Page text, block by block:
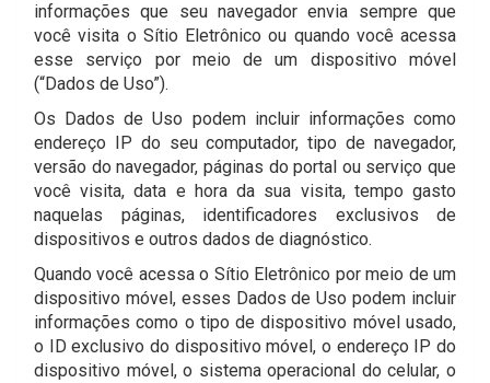
informações que seu navegador envia sempre que
você visita o Sítio Eletrônico ou quando você acessa
esse serviço por meio de um dispositivo móvel
(“Dados de Uso”).
Os Dados de Uso podem incluir informações como
endereço IP do seu computador, tipo de navegador,
versão do navegador, páginas do portal ou serviço que
você visita, data e hora da sua visita, tempo gasto
naquelas páginas, identificadores exclusivos de
dispositivos e outros dados de diagnóstico.
Quando você acessa o Sítio Eletrônico por meio de um
dispositivo móvel, esses Dados de Uso podem incluir
informações como o tipo de dispositivo móvel usado,
o ID exclusivo do dispositivo móvel, o endereço IP do
dispositivo móvel, o sistema operacional do celular, o